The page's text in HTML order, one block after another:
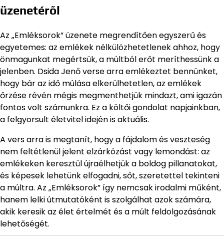
üzenetéről
Az „Emléksorok” üzenete megrendítően egyszerű és
egyetemes: az emlékek nélkülözhetetlenek ahhoz, hogy
önmagunkat megértsük, a múltból erőt meríthessünk a
jelenben. Dsida Jenő verse arra emlékeztet bennünket,
hogy bár az idő múlása elkerülhetetlen, az emlékek
őrzése révén mégis megmenthetjük mindazt, ami igazán
fontos volt számunkra. Ez a költői gondolat napjainkban,
a felgyorsult életvitel idején is aktuális.
A vers arra is megtanít, hogy a fájdalom és veszteség
nem feltétlenül jelent elzárkózást vagy lemondást: az
emlékeken keresztül újraélhetjük a boldog pillanatokat,
és képesek lehetünk elfogadni, sőt, szeretettel tekinteni
a múltra. Az „Emléksorok” így nemcsak irodalmi műként,
hanem lelki útmutatóként is szolgálhat azok számára,
akik keresik az élet értelmét és a múlt feldolgozásának
lehetőségét.